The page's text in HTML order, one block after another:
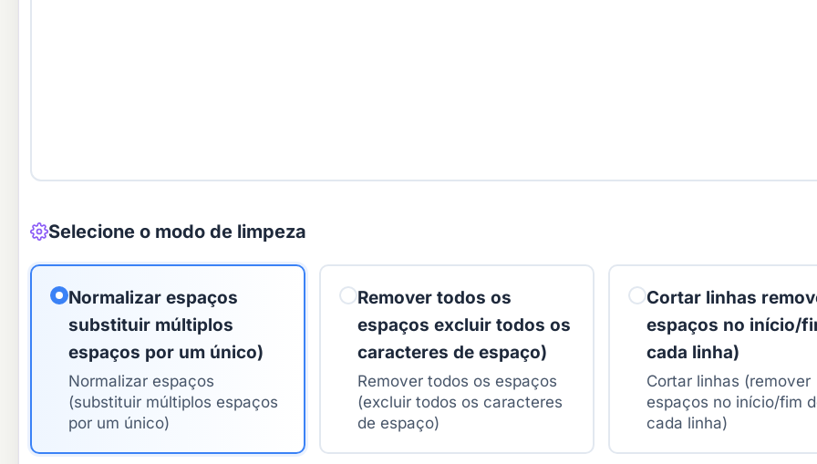
Selecione o modo de limpeza
Normalizar espaços
substituir múltiplos
espaços por um único)
Normalizar espaços
(substituir múltiplos espaços
por um único)
Remover todos os
espaços excluir todos os
caracteres de espaço)
Remover todos os espaços
(excluir todos os caracteres
de espaço)
Cortar linhas
espaços no início/
cada linha)
Cortar linhas (remover
espaços no início/fim
cada linha)